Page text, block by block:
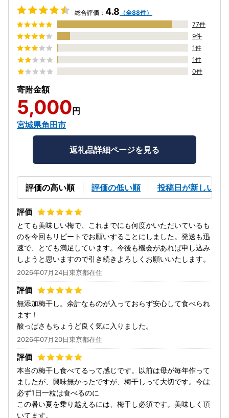
総合評価： 4.8 （全88件）
77件
9件
1件
1件
0件
寄附金額
5,000 円
宮城県角田市
返礼品詳細ページを見る
評価の高い順 評価の低い順 投稿日が新しい順
とても美味しい梅で、これまでにも何度かいただいているも
のを今回もリピートでお願いすることにしました。発送も迅
速で、とても満足しています。今後も機会があれば申し込み
しようと思いますので引き続きよろしくお願いいたします。
2026年07月24日東京都在住
無添加梅干し。余計なものが入っておらず安心して食べられ
ます！
酸っぱさもちょうど良く気に入りました。
2026年07月20日東京都在住
本当の梅干し食べてるって感じです。以前は母が毎年作って
ましたが、興味無かったですが、梅干しって大切です。今は
必ず1日一粒は食べるのに
この暑い夏を乗り越えるには、梅干し必須です。美味しく頂
いてます。